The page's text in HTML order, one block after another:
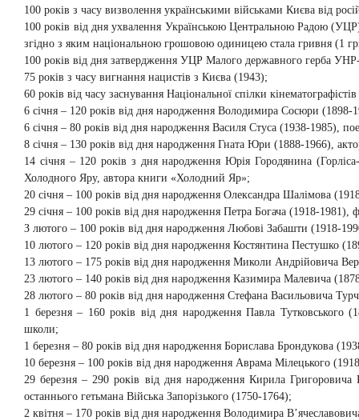
100 років з часу визволення українськими військами Києва від
100 років від дня ухвалення Українською Центральною Радою
згідно з яким національною грошовою одиницею стала гривня (1
100 років від дня затвердження УЦР Малого державного герба
75 років з часу вигнання нацистів з Києва (1943);
60 років від часу заснування Національної спілки
6 січня – 120 років від дня народження Володимира Сосюри (1898-
6 січня – 80 років від дня народження Василя Стуса (1938-1985),
8 січня – 130 років від дня народження Гната Юри (1888-1966),
14 січня – 120 років з дня народження Юрія Городянина
Холодного Яру, автора книги «Холодний Яр»;
20 січня – 100 років від дня народження Олександра Шалімова
29 січня – 100 років від дня народження Петра Богача (1918-1981),
З лютого – 100 років від дня народження Любові Забашти (1918-
10 лютого – 120 років від дня народження Костянтина Пестушко
13 лютого – 175 років від дня народження Миколи Андрійовича
23 лютого – 140 років від дня народження Казимира Малевича
28 лютого – 80 років від дня народження Стефана Васильовича
1 березня – 160 років від дня народження Павла Тутковського
школи;
1 березня – 80 років від дня народження Борислава Брондукова
10 березня – 100 років від дня народження Аврама Мілецького
29 березня – 290 років від дня народження Кирила Григоровича
останнього гетьмана Війська Запорізького (1750-1764);
2 квітня – 170 років від дня народження Володимира